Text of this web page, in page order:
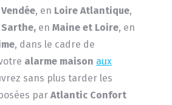
Vendée, en Loire Atlantique,
Sarthe, en Maine et Loire, en
, dans le cadre de
alarme maison aux
sans plus tarder les
par Atlantic Confort